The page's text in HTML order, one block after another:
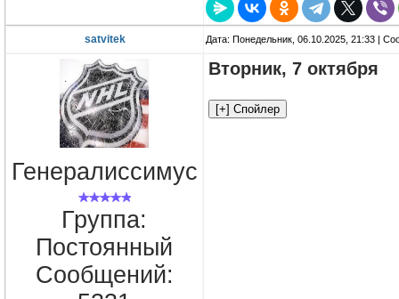
satvitek Дата: Понедельник, 06.10.2025, 21:33 |
Генералиссимус
Группа:
Постоянный
Сообщений:
Вторник, 7 октября